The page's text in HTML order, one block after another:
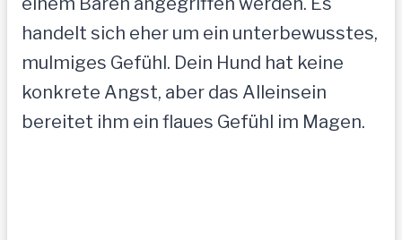
handelt sich eher um ein unterbewusstes,
mulmiges Gefühl. Dein Hund hat keine
konkrete Angst, aber das Alleinsein
bereitet ihm ein flaues Gefühl im Magen.